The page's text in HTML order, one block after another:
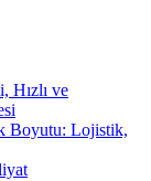
Hızlı ve
Boyutu: Lojistik,